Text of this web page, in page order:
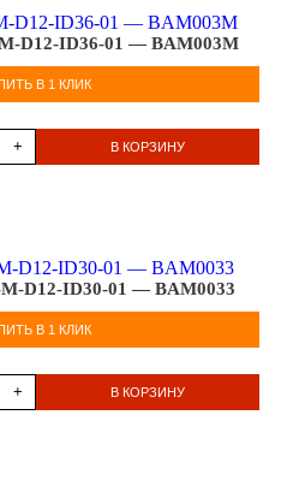
D12-ID36-01 — BAM003M
В 1 КЛИК
+ В КОРЗИНУ
D12-ID30-01 — BAM0033
В 1 КЛИК
+ В КОРЗИНУ